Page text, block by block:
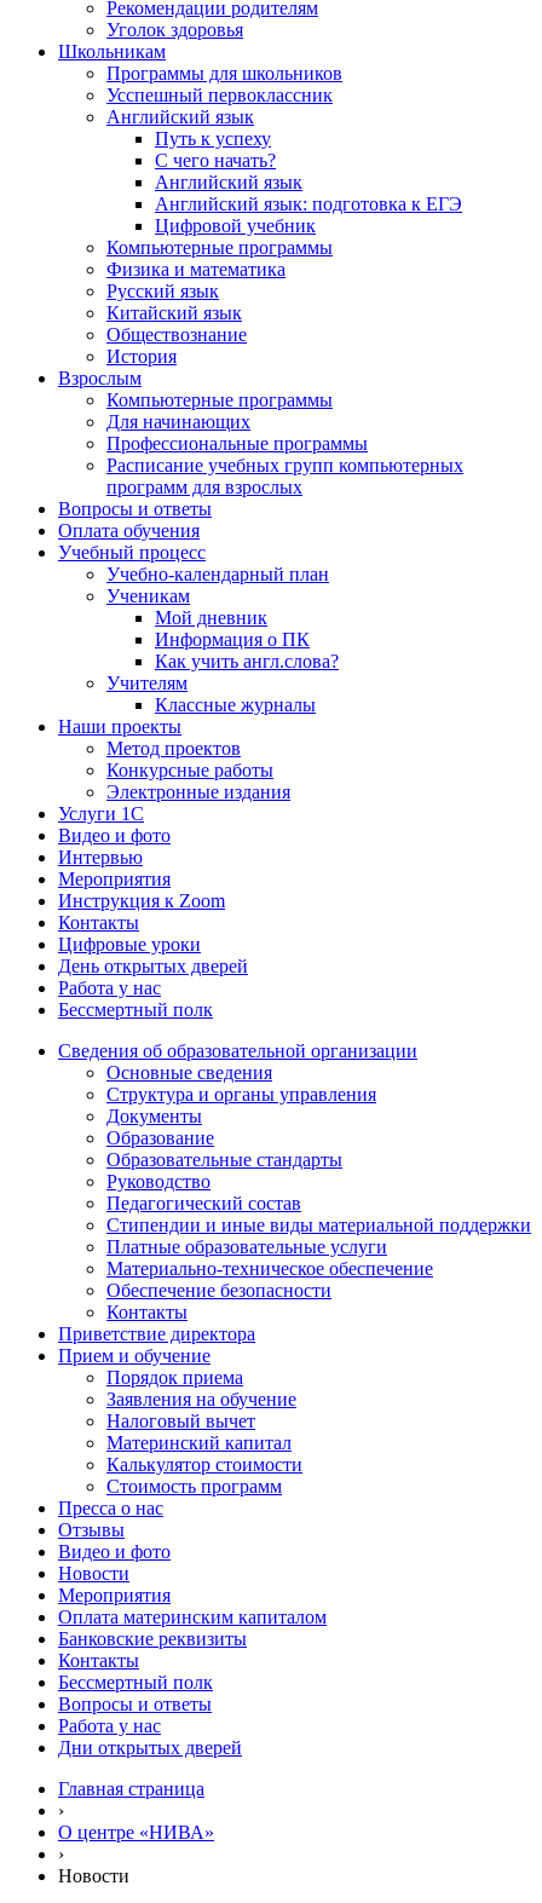
Рекомендации родителям
Уголок здоровья
Школьникам
Программы для школьников
Усспешный первоклассник
Английский язык
Путь к успеху
С чего начать?
Английский язык
Английский язык: подготовка к ЕГЭ
Цифровой учебник
Компьютерные программы
Физика и математика
Русский язык
Китайский язык
Обществознание
История
Взрослым
Компьютерные программы
Для начинающих
Профессиональные программы
Расписание учебных групп компьютерных
программ для взрослых
Вопросы и ответы
Оплата обучения
Учебный процесс
Учебно-календарный план
Ученикам
Мой дневник
Информация о ПК
Как учить англ.слова?
Учителям
Классные журналы
Наши проекты
Метод проектов
Конкурсные работы
Электронные издания
Услуги 1C
Видео и фото
Интервью
Мероприятия
Инструкция к Zoom
Контакты
Цифровые уроки
День открытых дверей
Работа у нас
Бессмертный полк
Сведения об образовательной организации
Основные сведения
Структура и органы управления
Документы
Образование
Образовательные стандарты
Руководство
Педагогический состав
Стипендии и иные виды материальной поддержки
Платные образовательные услуги
Материально-техническое обеспечение
Обеспечение безопасности
Контакты
Приветствие директора
Прием и обучение
Порядок приема
Заявления на обучение
Налоговый вычет
Материнский капитал
Калькулятор стоимости
Стоимость программ
Пресса о нас
Отзывы
Видео и фото
Новости
Мероприятия
Оплата материнским капиталом
Банковские реквизиты
Контакты
Бессмертный полк
Вопросы и ответы
Работа у нас
Дни открытых дверей
Главная страница
›
О центре «НИВА»
›
Новости